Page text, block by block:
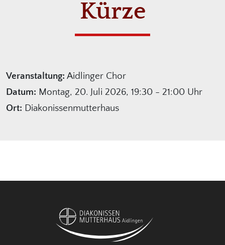
Kürze
Veranstaltung: Aidlinger Chor
Datum: Montag, 20. Juli 2026, 19:30 - 21:00 Uhr
Ort: Diakonissenmutterhaus